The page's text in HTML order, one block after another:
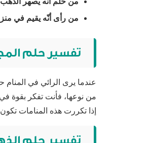
من رأى أنّه يقيم في
تفسير حلم
عندما يرى الرائي في
من نوعها، فأنت تفكر بقوة
إذا تكررت هذه المنامات